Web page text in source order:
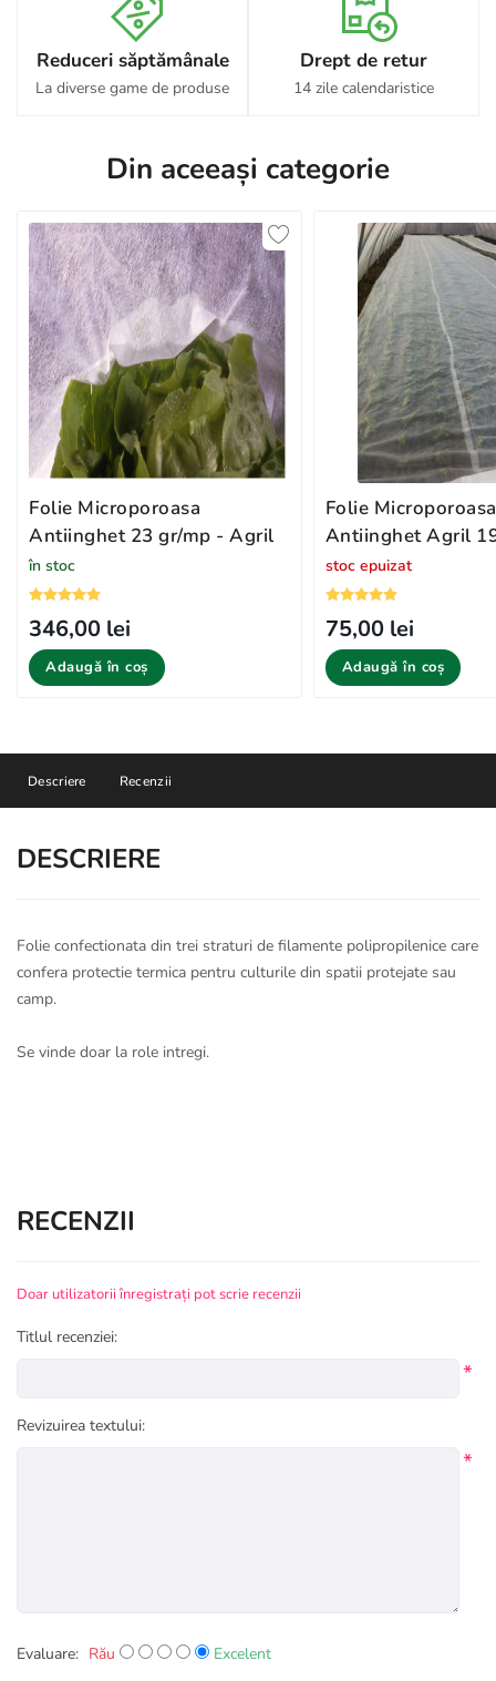
Reduceri săptămânale
La diverse game de produse
Drept de retur
14 zile calendaristice
Din aceeași categorie
Folie Microporoasa
Antiinghet 23 gr/mp - Agril
în stoc
346,00 lei
Adaugă în coș
Folie Microporoasa
Antiinghet Agril
stoc epuizat
75,00 lei
Adaugă în coș
Descriere Recenzii
DESCRIERE
Folie confectionata din trei straturi de filamente polipropilenice care
confera protectie termica pentru culturile din spatii protejate sau
camp.
Se vinde doar la role intregi.
RECENZII
Doar utilizatorii înregistrați pot scrie recenzii
Titlul recenziei:
*
Revizuirea textului:
*
Evaluare: Rău Excelent